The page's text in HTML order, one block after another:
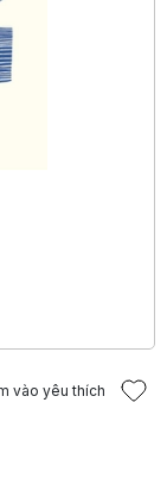
vào yêu thích